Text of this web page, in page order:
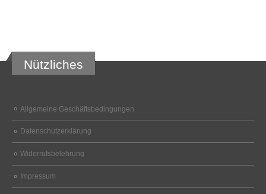
Nützliches
Allgemeine Geschäftsbedingungen
Datenschutzerklärung
Widerrufsbelehrung
Impressum